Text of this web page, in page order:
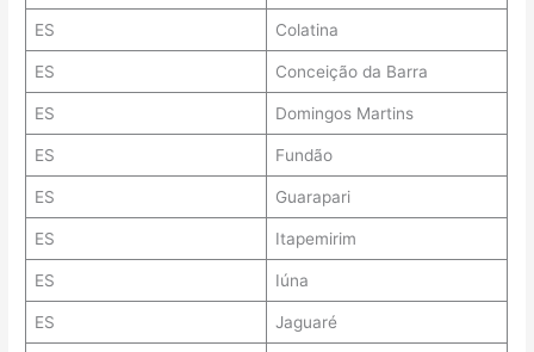
ES Colatina
ES Conceição da Barra
ES Domingos Martins
ES Fundão
ES Guarapari
ES Itapemirim
ES Iúna
ES Jaguaré